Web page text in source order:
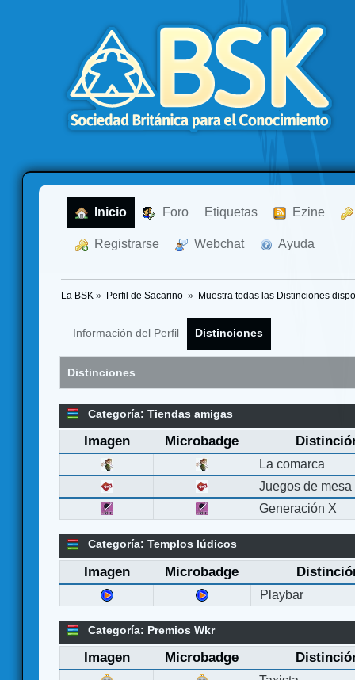
Inicio Foro Etiquetas Ezine
Registrarse Webchat Ayuda
La BSK » Perfil de Sacarino » Muestra todas las Distinciones
Información del Perfil Distinciones
Distinciones
Categoría: Tiendas amigas
Imagen Microbadge
La comarca
Juegos de mesa
Generación X
Categoría: Templos lúdicos
Imagen Microbadge
Playbar
Categoría: Premios Wkr
Imagen Microbadge